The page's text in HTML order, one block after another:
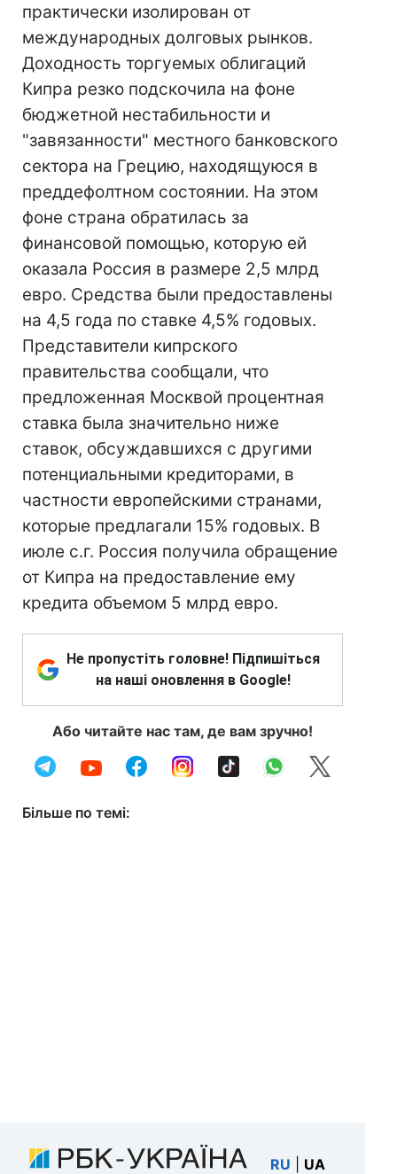
практически изолирован от
международных долговых рынков.
Доходность торгуемых облигаций
Кипра резко подскочила на фоне
бюджетной нестабильности и
"завязанности" местного банковского
сектора на Грецию, находящуюся в
преддефолтном состоянии. На этом
фоне страна обратилась за
финансовой помощью, которую ей
оказала Россия в размере 2,5 млрд
евро. Средства были предоставлены
на 4,5 года по ставке 4,5% годовых.
Представители кипрского
правительства сообщали, что
предложенная Москвой процентная
ставка была значительно ниже
ставок, обсуждавшихся с другими
потенциальными кредиторами, в
частности европейскими странами,
которые предлагали 15% годовых. В
июле с.г. Россия получила обращение
от Кипра на предоставление ему
кредита объемом 5 млрд евро.
Не пропустіть головне! Підпишіться
на наші оновлення в Google!
Або читайте нас там, де вам зручно!
Більше по темі:
RU UA